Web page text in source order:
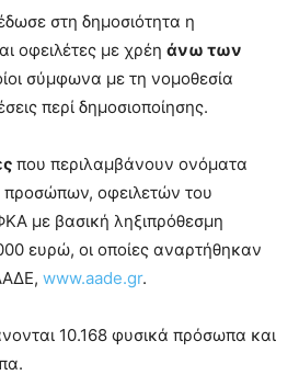
στη δημοσιότητα η
οφειλέτες με χρέη άνω των
σύμφωνα με τη νομοθεσία
περί δημοσιοποίησης.
που περιλαμβάνουν ονόματα
οφειλετών του
με βασική ληξιπρόθεσμη
ευρώ, οι οποίες αναρτήθηκαν
www.aade.gr.
10.168 φυσικά πρόσωπα και